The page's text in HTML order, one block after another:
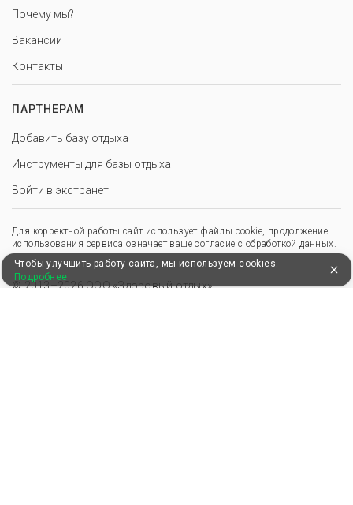
Почему мы?
Вакансии
Контакты
ПАРТНЕРАМ
Добавить базу отдыха
Инструменты для базы отдыха
Войти в экстранет
Для корректной работы сайт использует файлы cookie, продолжение
использования сервиса означает ваше согласие с обработкой данных.
© 2013–2026 ООО «Здоровый отдых»
Чтобы улучшить работу сайта, мы используем cookies.
Подробнее